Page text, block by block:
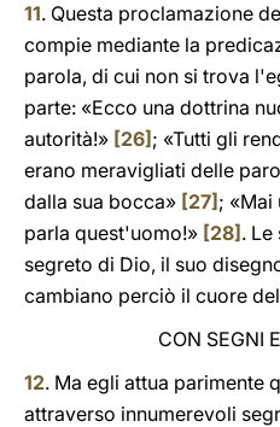
11. Questa proclamazione
compie mediante la
parola, di cui non si trova
parte: «Ecco una dottrina
autorità!» [26] ; «Tutti gli
erano meravigliati delle
dalla sua bocca» [27] ; «Mai
parla quest'uomo!» [28] . Le
segreto di Dio, il suo
cambiano perciò il cuore
CON SEGNI
12. Ma egli attua parimente
attraverso innumerevoli